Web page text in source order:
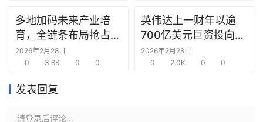
商
机
链
圈
多地加码未来产业培
育，全链条布局抢占新
赛道先机
2026年2月28日
0
3.8K 0 0
英伟达上一财年以逾
700亿美元巨资投向合
作方，竭力巩固AI芯片
需求
2026年2月28日
0
2.0K 0 0
发表回复
请登录后评论...